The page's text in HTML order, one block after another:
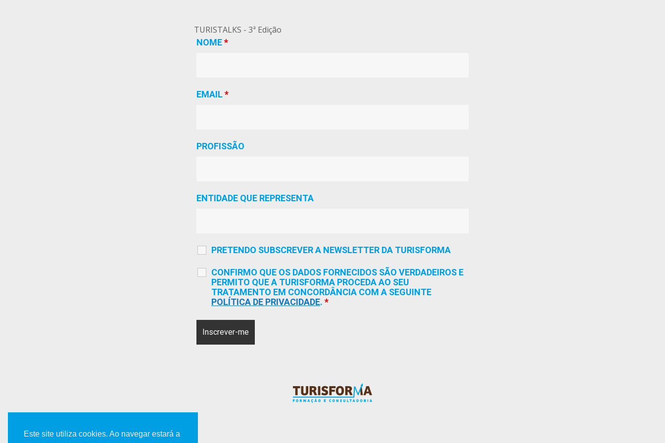
Este site utiliza cookies. Ao navegar estará a
TURISTALKS - 3ª Edição
NOME*
EMAIL*
PROFISSÃO
ENTIDADE QUE REPRESENTA
PRETENDO SUBSCREVER A NEWSLETTER DA TURISFORMA
CONFIRMO QUE OS DADOS FORNECIDOS SÃO VERDADEIROS E
PERMITO QUE A TURISFORMA PROCEDA AO SEU
TRATAMENTO EM CONCORDÂNCIA COM A SEGUINTE
POLÍTICA DE PRIVACIDADE.*